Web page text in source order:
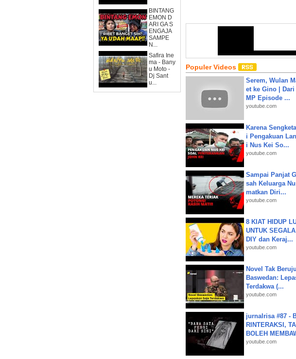
BINTANG
EMON D
ARI GA S
ENGAJA
SAMPE
N...
Safira Ine
ma - Bany
u Moto -
Dj Sant
u...
Populer Videos
Serem, Wulan
et ke Gino | Dari
MP Episode ...
youtube.com
Karena
i Pengakuan
i Nus Kei So...
youtube.com
Sampai Panjat
sah Keluarga
matkan Diri...
youtube.com
8 KIAT HIDUP
UNTUK SEGALA
DIY dan Keraj...
youtube.com
Novel Tak
Baswedan:
Terdakwa (...
youtube.com
jurnalrisa #87 -
RINTERAKSI,
BOLEH
youtube.com